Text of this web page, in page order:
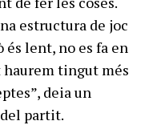
estructura de joc
és lent, no es fa en
tingut més
deia un
partit.